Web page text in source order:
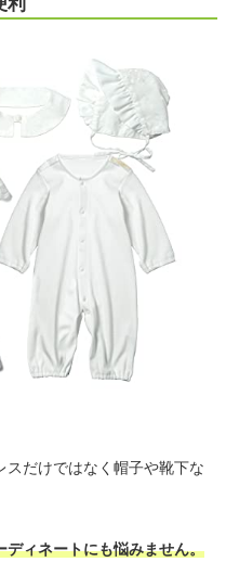
スだけではなく帽子や靴下な
ディネートにも悩みません。